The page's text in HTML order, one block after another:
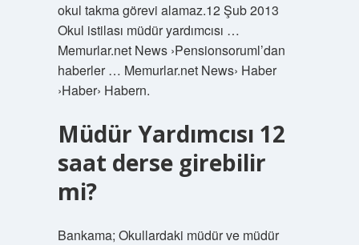
okul takma görevi alamaz.12 Şub 2013
Okul istilası müdür yardımcısı …
Memurlar.net News ›Pensionsoruml’dan
haberler … Memurlar.net News› Haber
›Haber› Habern.
Müdür Yardımcısı 12
saat derse girebilir
mi?
Bankama; Okullardaki müdür ve müdür